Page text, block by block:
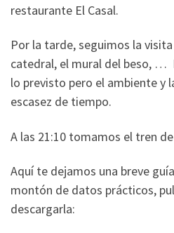
restaurante El Casal.
Por la tarde, seguimos la
catedral, el mural del beso, …
lo previsto pero el ambiente y
escasez de tiempo.
A las 21:10 tomamos el tren
Aquí te dejamos una breve
montón de datos prácticos,
descargarla: